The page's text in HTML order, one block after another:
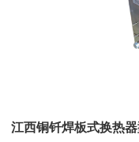
江西铜钎焊板式换热